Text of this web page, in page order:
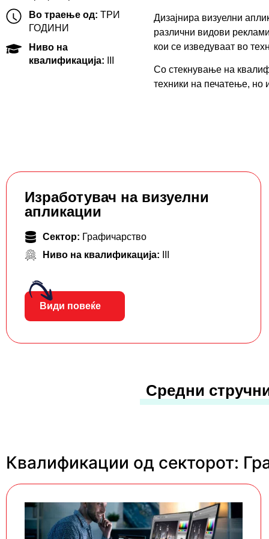
Во траење од: ТРИ
ГОДИНИ
Ниво на
квалификација:
Дизајнира визуелни
различни видови
кои се изведуваат во
Со стекнување на
техники на печатење, но
Изработувач на визуелни
апликации
Сектор: Графичарство
Ниво на квалификација:
Види повеќе
Средни
Квалификации од секторот: